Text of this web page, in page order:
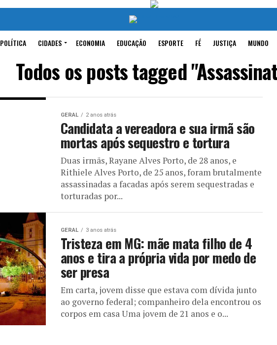
POLÍTICA CIDADES ECONOMIA EDUCAÇÃO ESPORTE FÉ JUSTIÇA MUNDO
Todos os posts tagged
GERAL 2 anos atrás
Candidata a vereadora e sua irmã são
mortas após sequestro e tortura
Duas irmãs, Rayane Alves Porto, de 28 anos, e
Rithiele Alves Porto, de 25 anos, foram brutalmente
assassinadas a facadas após serem sequestradas e
torturadas por...
GERAL 3 anos atrás
Tristeza em MG: mãe mata filho de 4
anos e tira a própria vida por medo de
ser presa
Em carta, jovem disse que estava com dívida junto
ao governo federal; companheiro dela encontrou os
corpos em casa Uma jovem de 21 anos e o...